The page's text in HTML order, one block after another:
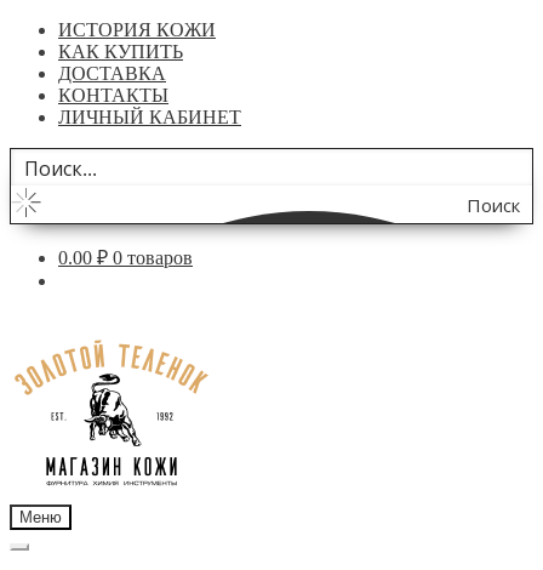
ИСТОРИЯ КОЖИ
КАК КУПИТЬ
ДОСТАВКА
КОНТАКТЫ
ЛИЧНЫЙ КАБИНЕТ
Поиск
по
0.00 ₽ 0 товаров
навигации
содержимому
Меню